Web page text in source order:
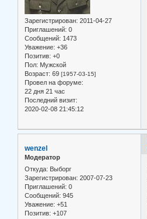
Зарегистрирован: 2011-04-27
Приглашений: 0
Сообщений: 1473
Уважение: +36
Позитив: +0
Пол: Мужской
Возраст: 69 [1957-03-15]
Провел на форуме:
22 дня 21 час
Последний визит:
2020-02-08 21:45:12
wenzel
Модератор
Откуда: Выборг
Зарегистрирован: 2007-07-23
Приглашений: 0
Сообщений: 945
Уважение: +51
Позитив: +107